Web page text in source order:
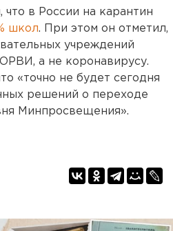
что в России на карантин
школ. При этом он отметил,
учреждений
а не коронавирусу.
«точно не будет сегодня
решений о переходе
Минпросвещения».